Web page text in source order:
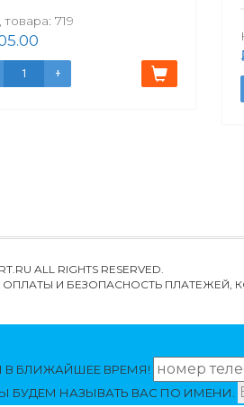
товара: 719
ALL RIGHTS RESERVED.
ОПЛАТЫ И БЕЗОПАСНОСТЬ
В БЛИЖАЙШЕЕ ВРЕМЯ!
БУДЕМ НАЗЫВАТЬ ВАС ПО ИМЕНИ.